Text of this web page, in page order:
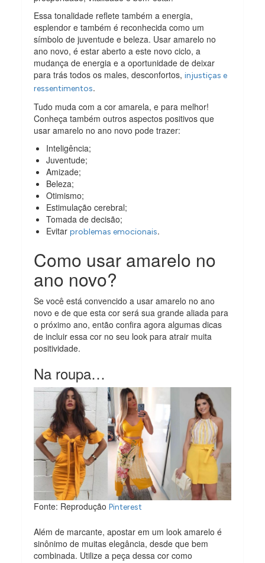
Essa tonalidade reflete também a energia,
esplendor e também é reconhecida como um
símbolo de juventude e beleza. Usar amarelo no
ano novo, é estar aberto a este novo ciclo, a
mudança de energia e a oportunidade de deixar
para trás todos os males, desconfortos,injustiças e
ressentimentos.
Tudo muda com a cor amarela, e para melhor!
Conheça também outros aspectos positivos que
usar amarelo no ano novo pode trazer:
Inteligência;
Juventude;
Amizade;
Beleza;
Otimismo;
Estimulação cerebral;
Tomada de decisão;
Evitarproblemas emocionais.
Como usar amarelo no
ano novo?
Se você está convencido a usar amarelo no ano
novo e de que esta cor será sua grande aliada para
o próximo ano, então confira agora algumas dicas
de incluir essa cor no seu look para atrair muita
positividade.
Na roupa…
Fonte: ReproduçãoPinterest
Além de marcante, apostar em um look amarelo é
sinônimo de muitas elegância, desde que bem
combinada. Utilize a peça dessa cor como